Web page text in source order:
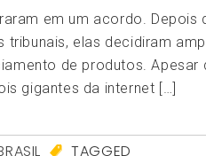
em um acordo. Depois
elas decidiram
de produtos.
gigantes da internet […]
TAGGED